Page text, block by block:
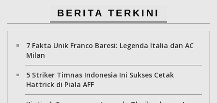
BERITA TERKINI
7 Fakta Unik Franco Baresi: Legenda Italia dan AC
Milan
5 Striker Timnas Indonesia Ini Sukses Cetak
Hattrick di Piala AFF